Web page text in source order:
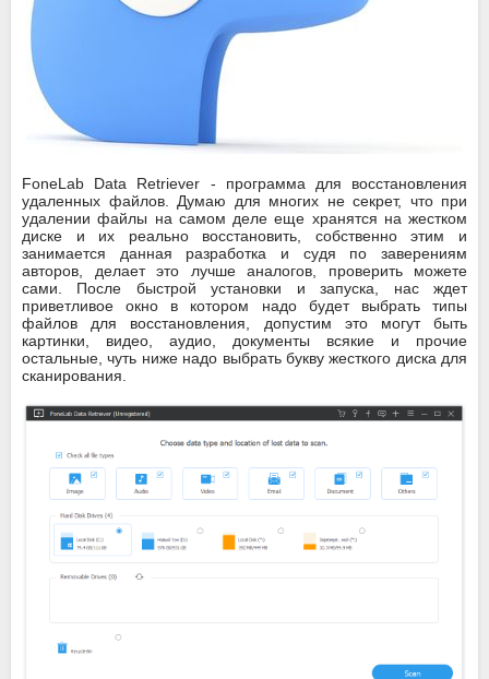
FoneLab Data Retriever - программа для восстановления
удаленных файлов. Думаю для многих не секрет, что при
удалении файлы на самом деле еще хранятся на жестком
диске и их реально восстановить, собственно этим и
занимается данная разработка и судя по заверениям
авторов, делает это лучше аналогов, проверить можете
сами. После быстрой установки и запуска, нас ждет
приветливое окно в котором надо будет выбрать типы
файлов для восстановления, допустим это могут быть
картинки, видео, аудио, документы всякие и прочие
остальные, чуть ниже надо выбрать букву жесткого диска для
сканирования.